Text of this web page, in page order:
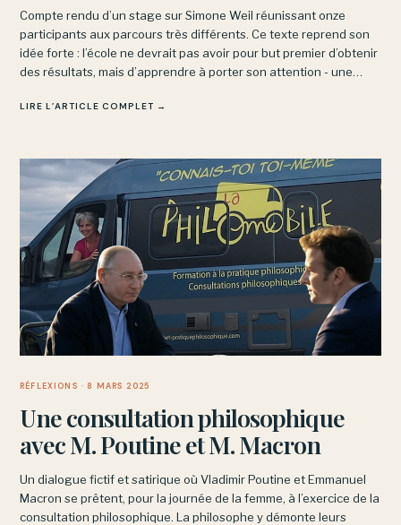
Compte rendu d’un stage sur Simone Weil réunissant onze
participants aux parcours très différents. Ce texte reprend son
idée forte : l’école ne devrait pas avoir pour but premier d’obtenir
des résultats, mais d’apprendre à porter son attention - une
LIRE L’ARTICLE COMPLET →
RÉFLEXIONS · 8 MARS 2025
Une consultation philosophique
avec M. Poutine et M. Macron
Un dialogue fictif et satirique où Vladimir Poutine et Emmanuel
Macron se prêtent, pour la journée de la femme, à l’exercice de la
consultation philosophique. La philosophe y démonte leurs